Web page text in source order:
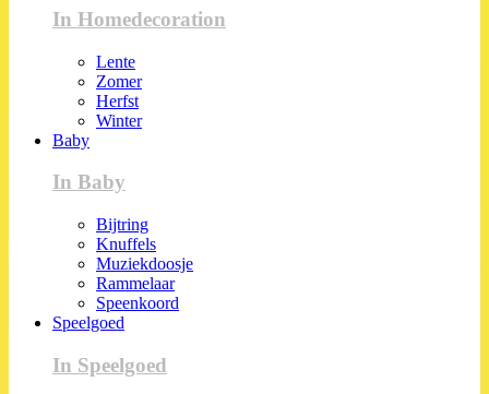
In Homedecoration
Lente
Zomer
Herfst
Winter
Baby
In Baby
Bijtring
Knuffels
Muziekdoosje
Rammelaar
Speenkoord
Speelgoed
In Speelgoed